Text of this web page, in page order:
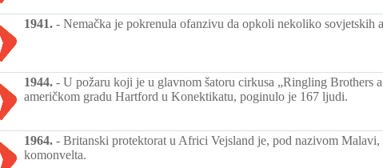
1941. - Nemačka je pokrenula ofanzivu da opkoli nekoliko sovjetskih
1944. - U požaru koji je u glavnom šatoru cirkusa „Ringling Brothers
američkom gradu Hartford u Konektikatu, poginulo je 167 ljudi.
1964. - Britanski protektorat u Africi Vejsland je, pod nazivom
komonvelta.